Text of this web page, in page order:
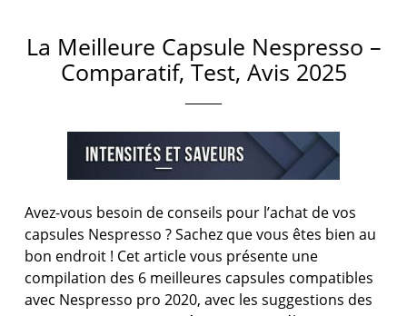
La Meilleure Capsule Nespresso –
Comparatif, Test, Avis 2025
Avez-vous besoin de conseils pour l’achat de vos
capsules Nespresso ? Sachez que vous êtes bien au
bon endroit ! Cet article vous présente une
compilation des 6 meilleures capsules compatibles
avec Nespresso pro 2020, avec les suggestions des